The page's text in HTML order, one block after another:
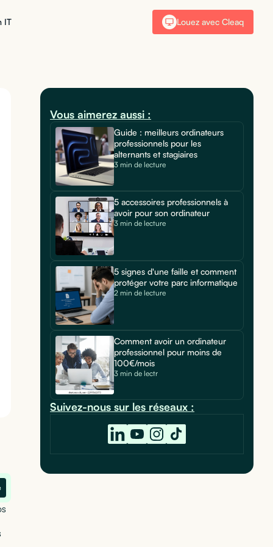
IT Louez avec Cleaq
Vous aimerez aussi :
Guide : meilleurs ordinateurs
professionnels pour les
alternants et stagiaires
3 min de lecture
5 accessoires professionnels à
avoir pour son ordinateur
3 min de lecture
5 signes d'une faille et comment
protéger votre parc informatique
2 min de lecture
Comment avoir un ordinateur
professionnel pour moins de
100€/mois
3 min de lectr
Suivez-nous sur les réseaux :